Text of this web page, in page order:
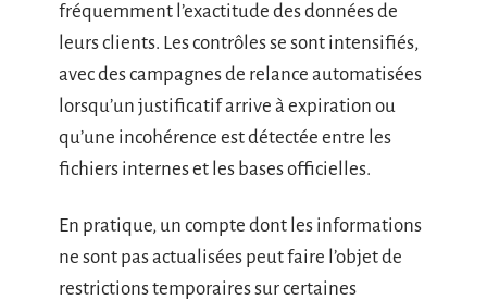
fréquemment l’exactitude des données de
leurs clients. Les contrôles se sont intensifiés,
avec des campagnes de relance automatisées
lorsqu’un justificatif arrive à expiration ou
qu’une incohérence est détectée entre les
fichiers internes et les bases officielles.
En pratique, un compte dont les informations
ne sont pas actualisées peut faire l’objet de
restrictions temporaires sur certaines